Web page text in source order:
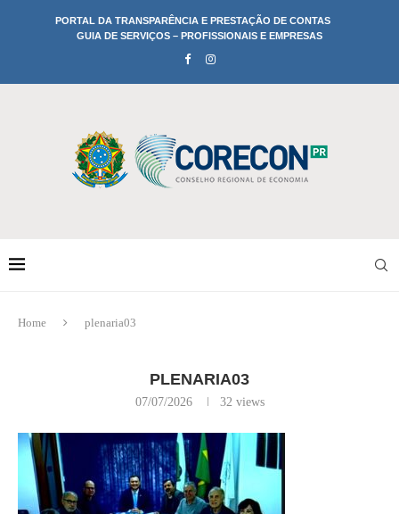
PORTAL DA TRANSPARÊNCIA E PRESTAÇÃO DE CONTAS
GUIA DE SERVIÇOS – PROFISSIONAIS E EMPRESAS
Home plenaria03
PLENARIA03
07/07/2026 32views